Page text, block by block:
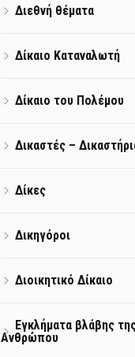
Διεθνή θέματα
Δίκαιο Καταναλωτή
Δίκαιο του Πολέμου
Δικαστές –
Δίκες
Δικηγόροι
Διοικητικό Δίκαιο
Εγκλήματα βλάβης
Ανθρώπου